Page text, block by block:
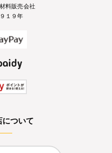
料販売会社
１９年
ついて